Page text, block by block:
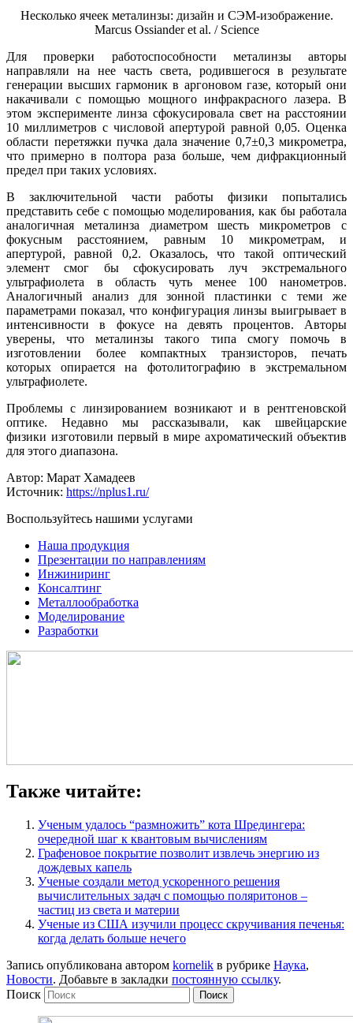
Несколько ячеек металинзы: дизайн и СЭМ-изображение.
Marcus Ossiander et al. / Science
Для проверки работоспособности металинзы авторы
направляли на нее часть света, родившегося в результате
генерации высших гармоник в аргоновом газе, который они
накачивали с помощью мощного инфракрасного лазера. В
этом эксперименте линза сфокусировала свет на расстоянии
10 миллиметров с числовой апертурой равной 0,05. Оценка
области перетяжки пучка дала значение 0,7±0,3 микрометра,
что примерно в полтора раза больше, чем дифракционный
предел при таких условиях.
В заключительной части работы физики попытались
представить себе с помощью моделирования, как бы работала
аналогичная металинза диаметром шесть микрометров с
фокусным расстоянием, равным 10 микрометрам, и
апертурой, равной 0,2. Оказалось, что такой оптический
элемент смог бы сфокусировать луч экстремального
ультрафиолета в область чуть менее 100 нанометров.
Аналогичный анализ для зонной пластинки с теми же
параметрами показал, что конфигурация линзы выигрывает в
интенсивности в фокусе на девять процентов. Авторы
уверены, что металинзы такого типа смогу помочь в
изготовлении более компактных транзисторов, печать
которых опирается на фотолитографию в экстремальном
ультрафиолете.
Проблемы с линзированием возникают и в рентгеновской
оптике. Недавно мы рассказывали, как швейцарские
физики изготовили первый в мире ахроматический объектив
для этого диапазона.
Автор: Марат Хамадеев
Источник: https://nplus1.ru/
Воспользуйтесь нашими услугами
Наша продукция
Презентации по направлениям
Инжиниринг
Консалтинг
Металлообработка
Моделирование
Разработки
Также читайте:
Ученым удалось “размножить” кота Шредингера:
очередной шаг к квантовым вычислениям
Графеновое покрытие позволит извлечь энергию из
дождевых капель
Ученые создали метод ускоренного решения
вычислительных задач с помощью поляритонов –
частиц из света и материи
Ученые из США изучили процесс скручивания печенья:
когда делать больше нечего
Запись опубликована автором kornelik в рубрике Наука,
Новости. Добавьте в закладки постоянную ссылку.
Поиск